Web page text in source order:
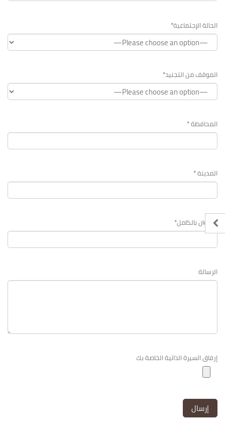
الحالة الإجتماعية*
الموقف من التجنيد*
المحافظة *
المدينة *
العنوان بالكامل*
الرسالة
إرفاق السيرة الذاتية الخاصة بك